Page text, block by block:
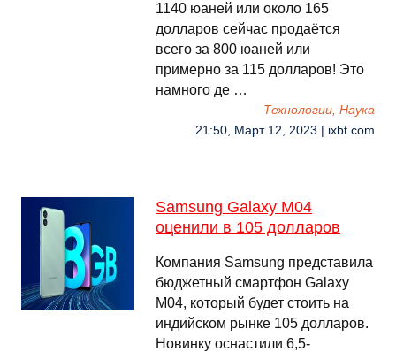
1140 юаней или около 165
долларов сейчас продаётся
всего за 800 юаней или
примерно за 115 долларов! Это
намного де …
Технологии, Наука
21:50, Март 12, 2023 | ixbt.com
Samsung Galaxy M04
оценили в 105 долларов
Компания Samsung представила
бюджетный смартфон Galaxy
M04, который будет стоить на
индийском рынке 105 долларов.
Новинку оснастили 6,5-